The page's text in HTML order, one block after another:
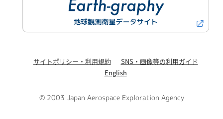
サイトポリシー・利用規約
SNS・画像等の利用ガイド
English
© 2003 Japan Aerospace Exploration Agency